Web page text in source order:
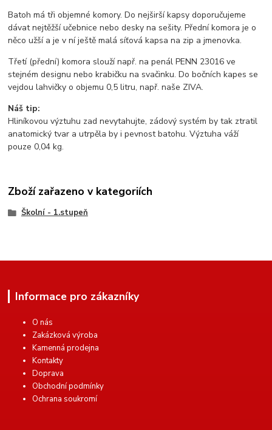
Batoh má tři objemné komory. Do nejširší kapsy doporučujeme
dávat nejtěžší učebnice nebo desky na sešity. Přední komora je o
něco užší a je v ní ještě malá síťová kapsa na zip a jmenovka.
Třetí (přední) komora slouží např. na penál PENN 23016 ve
stejném designu nebo krabičku na svačinku. Do bočních kapes se
vejdou lahvičky o objemu 0,5 litru, např. naše ZIVA.
Náš tip:
Hliníkovou výztuhu zad nevytahujte, zádový systém by tak ztratil
anatomický tvar a utrpěla by i pevnost batohu. Výztuha váží
pouze 0,04 kg.
Zboží zařazeno v kategoriích
Školní - 1.stupeň
Informace pro zákazníky
O nás
Zakázková výroba
Kamenná prodejna
Kontakty
Doprava
Obchodní podmínky
Ochrana soukromí